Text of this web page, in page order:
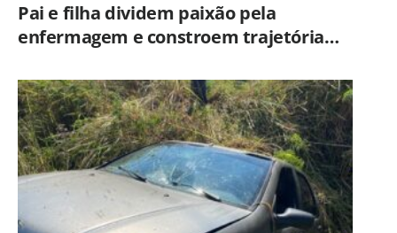
Pai e filha dividem paixão pela
enfermagem e constroem trajetória
Americana